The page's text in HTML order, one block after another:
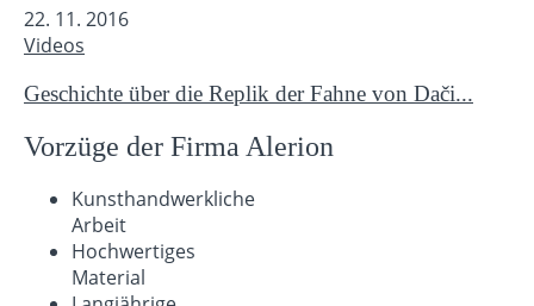
22. 11. 2016
Videos
Geschichte über die Replik der Fahne von Dači...
Vorzüge der Firma Alerion
Kunsthandwerkliche
Arbeit
Hochwertiges
Material